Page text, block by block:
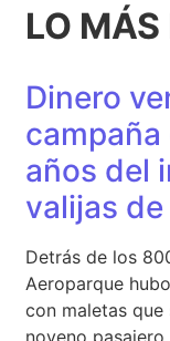
LO
Dinero
campaña
años del
valijas
Detrás de los
Aeroparque
con maletas
noveno